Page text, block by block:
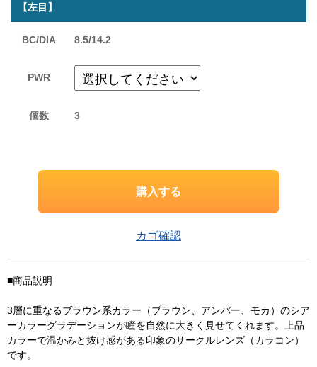
【左目】
BC/DIA 8.5/14.2
PWR
個数 3
カゴ確認
■商品説明
3層に重なるブラウン系カラー（ブラウン、アンバー、モカ）のシア
ーカラーグラデーションが瞳を自然に大きく見せてくれます。上品
カラーで温かみと抜け感がある印象のサークルレンズ（カラコン）
です。